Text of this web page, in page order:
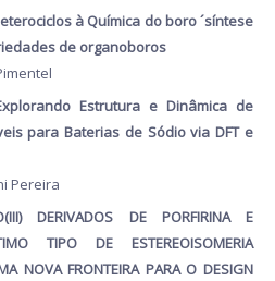
à Química do boro ´síntese
de organoboros
Estrutura e Dinâmica de
para Baterias de Sódio via DFT e
Pereira
DERIVADOS DE PORFIRINA E
TIPO DE ESTEREOISOMERIA
NOVA FRONTEIRA PARA O DESIGN